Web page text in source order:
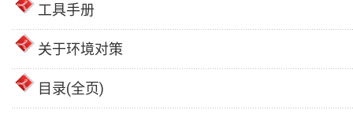
工具手册
关于环境对策
目录(全页)